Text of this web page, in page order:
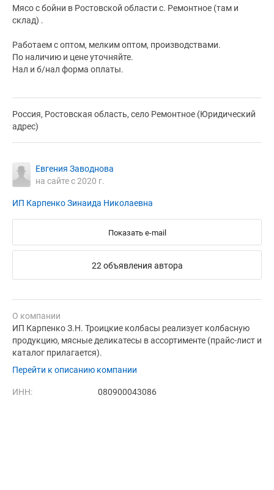
Мясо с бойни в Ростовской области с. Ремонтное (там и
склад) .
Работаем с оптом, мелким оптом, производствами.
По наличию и цене уточняйте.
Нал и б/нал форма оплаты.
Россия, Ростовская область, село Ремонтное (Юридический
адрес)
Евгения Заводнова
на сайте с 2020 г.
ИП Карпенко Зинаида Николаевна
Показать e-mail
22 объявления автора
О компании
ИП Карпенко З.Н. Троицкие колбасы реализует колбасную
продукцию, мясные деликатесы в ассортименте (прайс-лист и
каталог прилагается).
Перейти к описанию компании
ИНН: 080900043086